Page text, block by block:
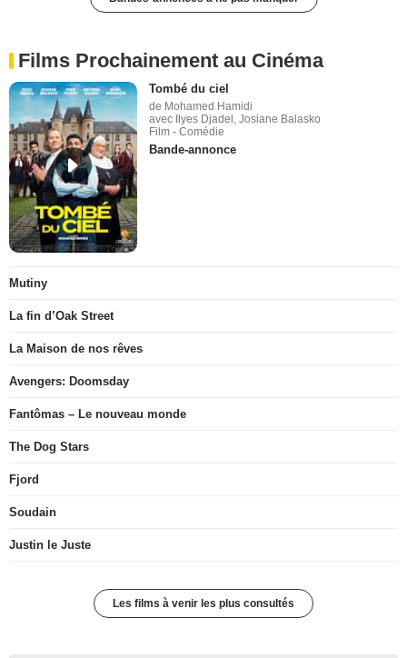
Films Prochainement au Cinéma
Tombé du ciel
de Mohamed Hamidi
avec Ilyes Djadel, Josiane Balasko
Film - Comédie
Bande-annonce
Mutiny
La fin d’Oak Street
La Maison de nos rêves
Avengers: Doomsday
Fantômas – Le nouveau monde
The Dog Stars
Fjord
Soudain
Justin le Juste
Les films à venir les plus consultés